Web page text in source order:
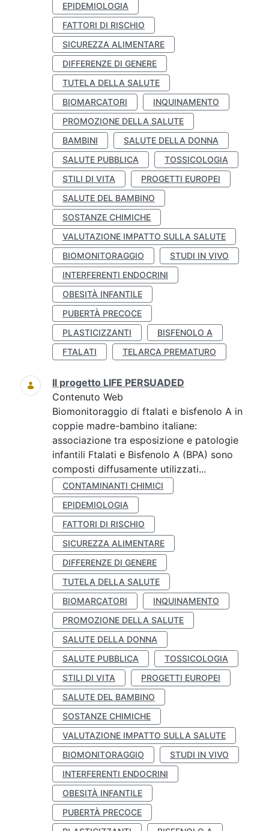
EPIDEMIOLOGIA
FATTORI DI RISCHIO
SICUREZZA ALIMENTARE
DIFFERENZE DI GENERE
TUTELA DELLA SALUTE
BIOMARCATORI
INQUINAMENTO
PROMOZIONE DELLA SALUTE
BAMBINI
SALUTE DELLA DONNA
SALUTE PUBBLICA
TOSSICOLOGIA
STILI DI VITA
PROGETTI EUROPEI
SALUTE DEL BAMBINO
SOSTANZE CHIMICHE
VALUTAZIONE IMPATTO SULLA SALUTE
BIOMONITORAGGIO
STUDI IN VIVO
INTERFERENTI ENDOCRINI
OBESITÀ INFANTILE
PUBERTÀ PRECOCE
PLASTICIZZANTI
BISFENOLO A
FTALATI
TELARCA PREMATURO
Il progetto LIFE PERSUADED
Contenuto Web
Biomonitoraggio di ftalati e bisfenolo A in
coppie madre-bambino italiane:
associazione tra esposizione e patologie
infantili Ftalati e Bisfenolo A (BPA) sono
composti diffusamente utilizzati...
CONTAMINANTI CHIMICI
EPIDEMIOLOGIA
FATTORI DI RISCHIO
SICUREZZA ALIMENTARE
DIFFERENZE DI GENERE
TUTELA DELLA SALUTE
BIOMARCATORI
INQUINAMENTO
PROMOZIONE DELLA SALUTE
SALUTE DELLA DONNA
SALUTE PUBBLICA
TOSSICOLOGIA
STILI DI VITA
PROGETTI EUROPEI
SALUTE DEL BAMBINO
SOSTANZE CHIMICHE
VALUTAZIONE IMPATTO SULLA SALUTE
BIOMONITORAGGIO
STUDI IN VIVO
INTERFERENTI ENDOCRINI
OBESITÀ INFANTILE
PUBERTÀ PRECOCE